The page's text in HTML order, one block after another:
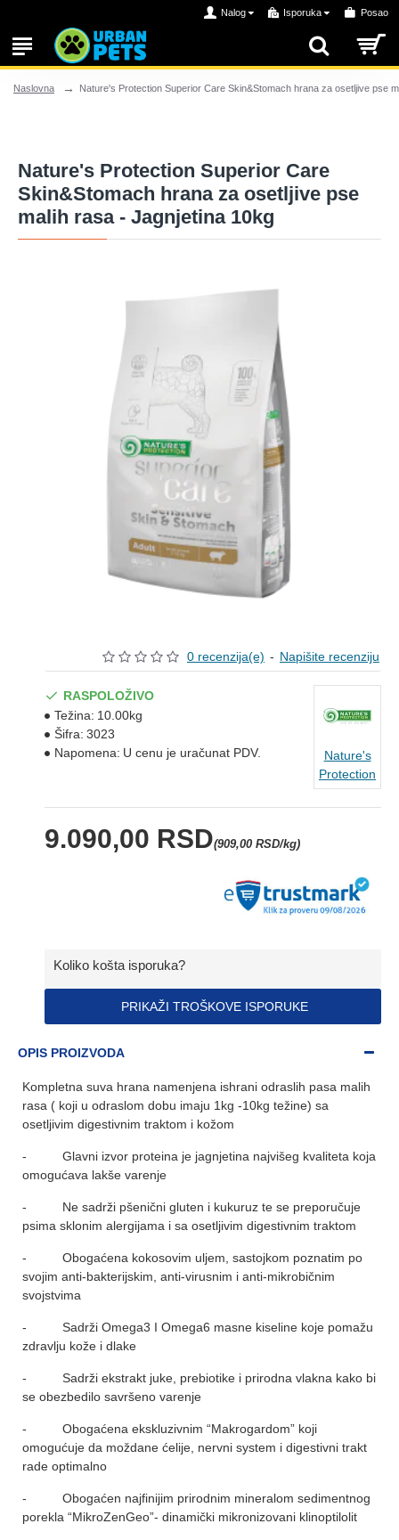
Nalog Isporuka Posao
Naslovna Nature's Protection Superior Care Skin&Stomach hrana za osetljive pse
Nature's Protection Superior Care
Skin&Stomach hrana za osetljive pse
malih rasa - Jagnjetina 10kg
0 recenzija(e) - Napišite recenziju
9.090,00 RSD(909,00 RSD/kg)
RASPOLOŽIVO
Težina: 10.00kg
Šifra: 3023
Napomena: U cenu je uračunat PDV.
Nature's
Protection
Koliko košta isporuka?
PRIKAŽI TROŠKOVE ISPORUKE
OPIS PROIZVODA
Kompletna suva hrana namenjena ishrani odraslih pasa malih
rasa ( koji u odraslom dobu imaju 1kg -10kg težine) sa
osetljivim digestivnim traktom i kožom
- Glavni izvor proteina je jagnjetina najvišeg kvaliteta koja
omogućava lakše varenje
- Ne sadrži pšenični gluten i kukuruz te se preporučuje
psima sklonim alergijama i sa osetljivim digestivnim traktom
- Obogaćena kokosovim uljem, sastojkom poznatim po
svojim anti-bakterijskim, anti-virusnim i anti-mikrobičnim
svojstvima
- Sadrži Omega3 I Omega6 masne kiseline koje pomažu
zdravlju kože i dlake
- Sadrži ekstrakt juke, prebiotike i prirodna vlakna kako bi
se obezbedilo savršeno varenje
- Obogaćena ekskluzivnim “Makrogardom” koji
omogućuje da moždane ćelije, nervni system i digestivni trakt
rade optimalno
- Obogaćen najfinijim prirodnim mineralom sedimentnog
porekla “MikroZenGeo”- dinamički mikronizovani klinoptilolit